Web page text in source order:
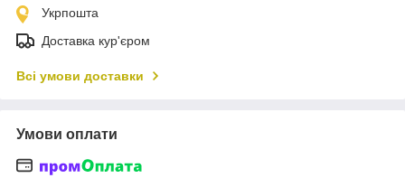
Укрпошта
Доставка кур'єром
Всі умови доставки
Умови оплати